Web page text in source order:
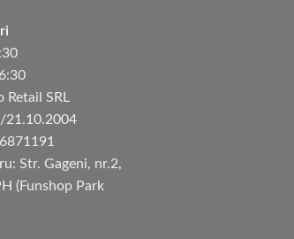
Retail SRL
21.10.2004
Str. Gageni, nr.2,
(Funshop Park